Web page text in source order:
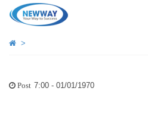
>
Post 7:00 - 01/01/1970